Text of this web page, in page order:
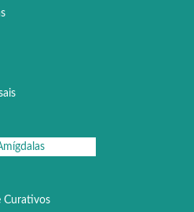
Curativos